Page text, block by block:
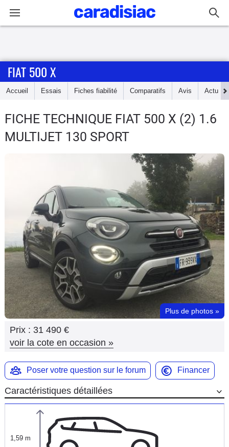
Accueil
Essais
Utilitaires
Flottes
Auto
Services
Forum
Moto
Marques
FIAT 500 X
Accueil Essais Fiches fiabilité Comparatifs Avis Actu
FICHE TECHNIQUE FIAT 500 X (2) 1.6
MULTIJET 130 SPORT
Plus de photos »
Prix : 31 490 €
voir la cote en occasion »
Poser votre question sur le forum Financer
Caractéristiques détaillées
1,59 m